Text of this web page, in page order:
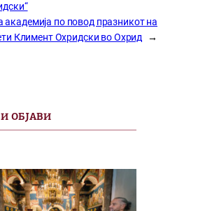
академија по повод празникот на
Климент Охридски во Охрид
→
ОБЈАВИ